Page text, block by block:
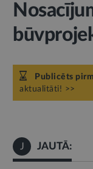
Publicēts
aktualitāti! >>
J JAUTĀ: